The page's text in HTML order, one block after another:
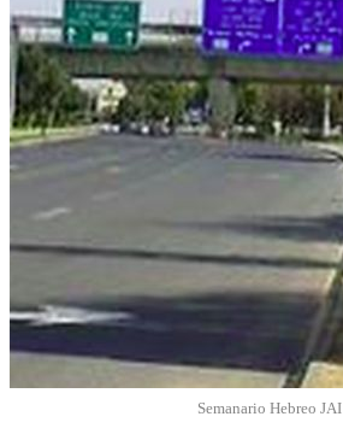
Semanario Hebreo JAI